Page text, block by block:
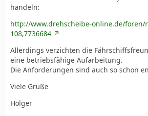
handeln:
http://www.drehscheibe-online.de/foren/
108,7736684
Allerdings verzichten die
eine betriebsfähige Aufarbeitung.
Die Anforderungen sind auch so schon
Viele Grüße
Holger